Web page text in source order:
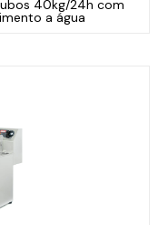
40kg/24h com
a água